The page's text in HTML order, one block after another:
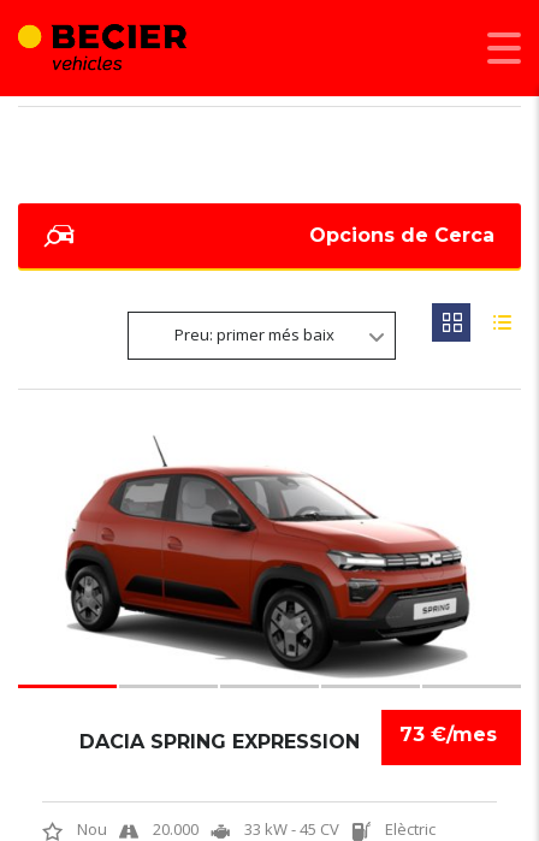
Opcions de Cerca
Preu: primer més baix
73 €/mes
DACIA SPRING EXPRESSION
Nou 20.000 33 kW - 45 CV Elèctric